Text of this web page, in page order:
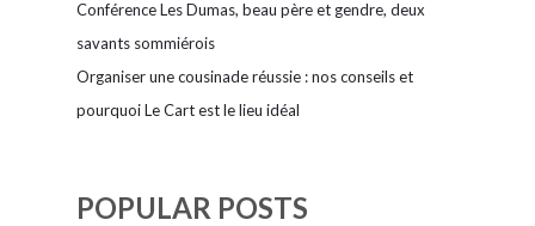
Conférence Les Dumas, beau père et gendre, deux
savants sommiérois
Organiser une cousinade réussie : nos conseils et
pourquoi Le Cart est le lieu idéal
POPULAR POSTS